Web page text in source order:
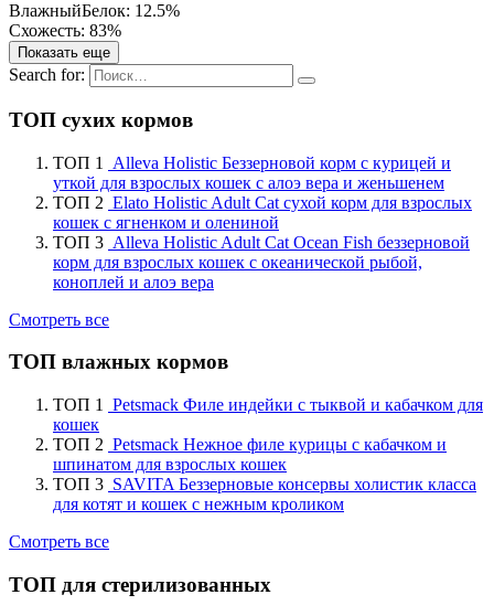
ВлажныйБелок: 12.5%
Схожесть: 83%
Показать еще
Search for:
ТОП сухих кормов
ТОП 1
Alleva Holistic Беззерновой корм с курицей и
уткой для взрослых кошек с алоэ вера и женьшенем
ТОП 2 Elato Holistic Adult Cat сухой корм для взрослых
кошек с ягненком и олениной
ТОП 3 Alleva Holistic Adult Cat Ocean Fish беззерновой
корм для взрослых кошек с океанической рыбой,
коноплей и алоэ вера
Смотреть все
ТОП влажных кормов
ТОП 1
Petsmack Филе индейки с тыквой и кабачком для
кошек
ТОП 2 Petsmack Нежное филе курицы с кабачком и
шпинатом для взрослых кошек
ТОП 3 SAVITA Беззерновые консервы холистик класса
для котят и кошек с нежным кроликом
Смотреть все
ТОП для стерилизованных